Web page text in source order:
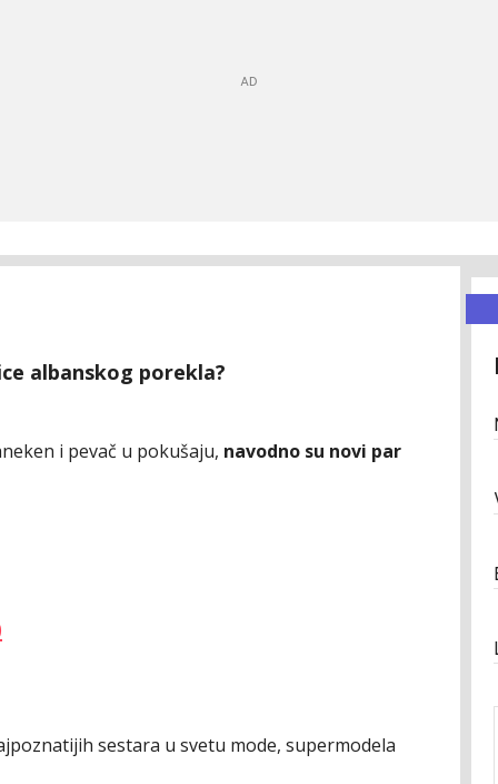
albanskog porekla?
i pevač u pokušaju, navodno su novi par
sestara u svetu mode, supermodela